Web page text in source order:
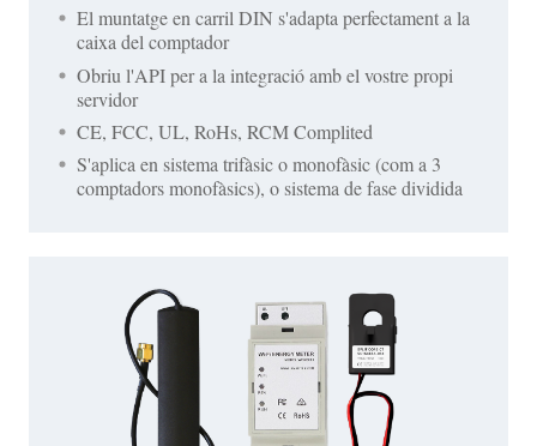
El muntatge en carril DIN s'adapta perfectament a la
caixa del comptador
Obriu l'API per a la integració amb el vostre propi
servidor
CE, FCC, UL, RoHs, RCM Complited
S'aplica en sistema trifàsic o monofàsic (com a 3
comptadors monofàsics), o sistema de fase dividida